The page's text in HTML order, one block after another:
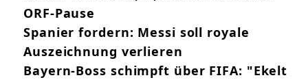
ORF-Pause
Spanier fordern: Messi soll royale
Auszeichnung verlieren
Bayern-Boss schimpft über FIFA: "Ekelt